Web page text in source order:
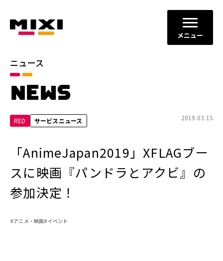
メニュー
ニュース
NEWS
RED サービスニュース 2019.03.15
「AnimeJapan2019」XFLAGブー
スに映画『パンドラとアクビ』の
参加決定！
#アニメ・映画#イベント
カテゴリ
お知らせ
2026年 2025年